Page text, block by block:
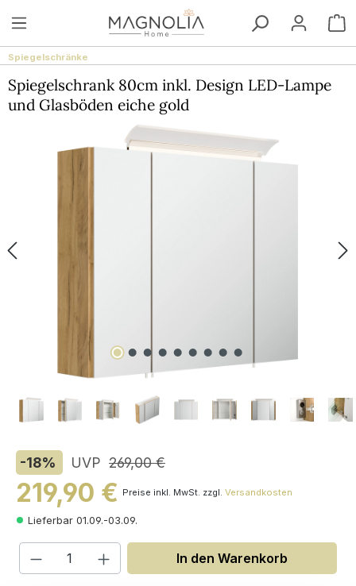
Zum Hauptinhalt springen
Spiegelschränke
Spiegelschrank 80cm inkl. Design LED-Lampe
und Glasböden eiche gold
Bildergalerie überspringen
-18% UVP 269,00 €
219,90 € Preise inkl. MwSt. zzgl. Versandkosten
Lieferbar 01.09.-03.09.
Produkt Anzahl: Gib den
In den Warenkorb